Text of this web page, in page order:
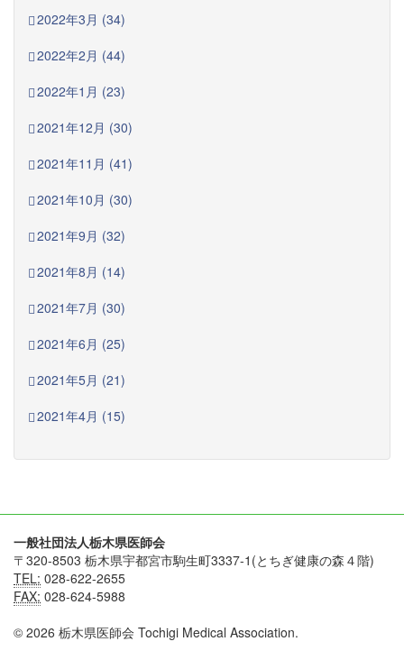
2022年3月 (34)
2022年2月 (44)
2022年1月 (23)
2021年12月 (30)
2021年11月 (41)
2021年10月 (30)
2021年9月 (32)
2021年8月 (14)
2021年7月 (30)
2021年6月 (25)
2021年5月 (21)
2021年4月 (15)
一般社団法人栃木県医師会
〒320-8503 栃木県宇都宮市駒生町3337-1(とちぎ健康の森４階)
TEL: 028-622-2655
FAX: 028-624-5988
© 2026 栃木県医師会 Tochigi Medical Association.